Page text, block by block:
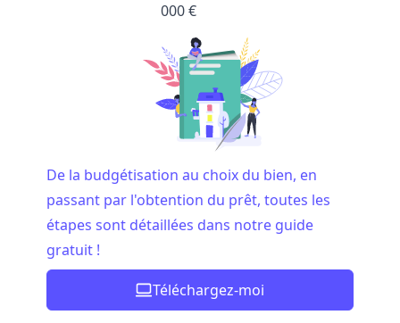
000 €
De la budgétisation au choix du bien, en
passant par l'obtention du prêt, toutes les
étapes sont détaillées dans notre guide
gratuit !
Téléchargez-moi